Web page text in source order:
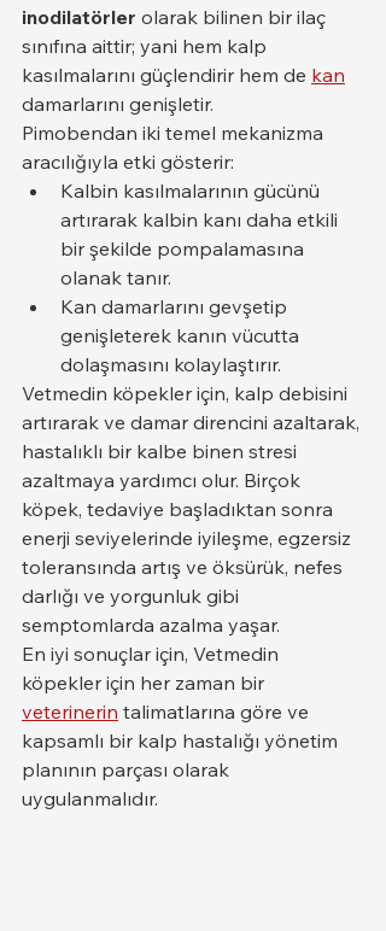
inodilatörler olarak bilinen bir ilaç
sınıfına aittir; yani hem kalp
kasılmalarını güçlendirir hem de kan
damarlarını genişletir.
Pimobendan iki temel mekanizma
aracılığıyla etki gösterir:
Kalbin kasılmalarının gücünü
artırarak kalbin kanı daha etkili
bir şekilde pompalamasına
olanak tanır.
Kan damarlarını gevşetip
genişleterek kanın vücutta
dolaşmasını kolaylaştırır.
Vetmedin köpekler için, kalp debisini
artırarak ve damar direncini azaltarak,
hastalıklı bir kalbe binen stresi
azaltmaya yardımcı olur. Birçok
köpek, tedaviye başladıktan sonra
enerji seviyelerinde iyileşme, egzersiz
toleransında artış ve öksürük, nefes
darlığı ve yorgunluk gibi
semptomlarda azalma yaşar.
En iyi sonuçlar için, Vetmedin
köpekler için her zaman bir
veterinerin talimatlarına göre ve
kapsamlı bir kalp hastalığı yönetim
planının parçası olarak
uygulanmalıdır.